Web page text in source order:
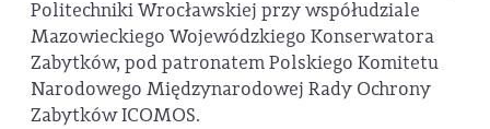
Politechniki Wrocławskiej przy współudziale
Mazowieckiego Wojewódzkiego Konserwatora
Zabytków, pod patronatem Polskiego Komitetu
Narodowego Międzynarodowej Rady Ochrony
Zabytków ICOMOS.